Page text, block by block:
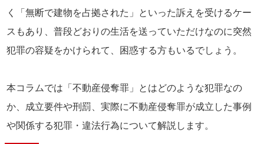
く「無断で建物を占拠された」といった訴えを受けるケー
スもあり、普段どおりの生活を送っていただけなのに突然
犯罪の容疑をかけられて、困惑する方もいるでしょう。
本コラムでは「不動産侵奪罪」とはどのような犯罪なの
か、成立要件や刑罰、実際に不動産侵奪罪が成立した事例
や関係する犯罪・違法行為について解説します。